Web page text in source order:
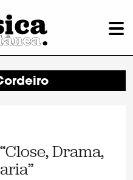
Drama,